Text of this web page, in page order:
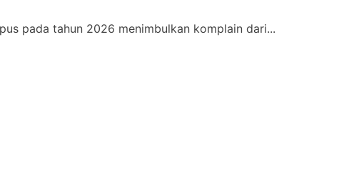
pada tahun 2026 menimbulkan komplain dari...